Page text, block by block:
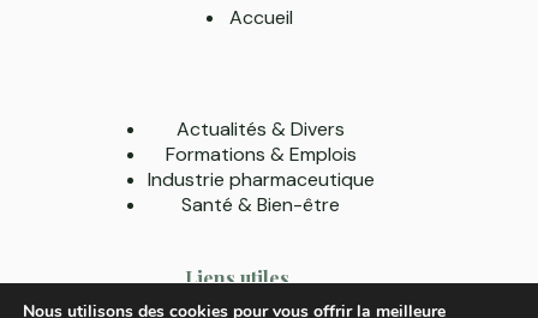
Accueil
Actualités & Divers
Formations & Emplois
Industrie pharmaceutique
Santé & Bien-être
Liens utiles
Nous utilisons des cookies pour vous offrir la meilleure